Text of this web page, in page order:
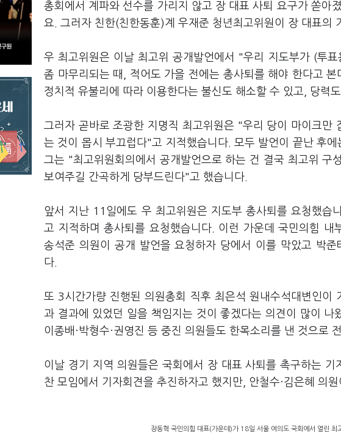
총회에서 계파와 선수를 가리지 않고 장 대표 사퇴 요구가 쏟아
요. 그러자 친한(친한동훈)계 우재준 청년최고위원이 장 대표의
우 최고위원은 이날 최고위 공개발언에서 "우리 지도부가 (투
좀 마무리되는 때, 적어도 가을 전에는 총사퇴를 해야 한다고
정치적 유불리에 따라 이용한다는 불신도 해소할 수 있고, 당력
그러자 곧바로 조광한 지명직 최고위원은 "우리 당이 마이크만
는 것이 몹시 부끄럽다"고 지적했습니다. 모두 발언이 끝난 후
그는 "최고위원회의에서 공개발언으로 하는 건 결국 최고위 구
보여주길 간곡하게 당부드린다"고 했습니다.
앞서 지난 11일에도 우 최고위원은 지도부 총사퇴를 요청했
고 지적하며 총사퇴를 요청했습니다. 이런 가운데 국민의힘 내
송석준 의원이 공개 발언을 요청하자 당에서 이를 막았고 박
다.
또 3시간가량 진행된 의원총회 직후 최은석 원내수석대변인이
과 결과에 있었던 일을 책임지는 것이 좋겠다는 의견이 많이 나
이종배·박형수·권영진 등 중진 의원들도 한목소리를 낸 것으로
이날 경기 지역 의원들은 국회에서 장 대표 사퇴를 촉구하는
찬 모임에서 기자회견을 추진하자고 했지만, 안철수·김은혜 의
장동혁 국민의힘 대표(가운데)가 18일 서울 여의도 국회에서 열린 최